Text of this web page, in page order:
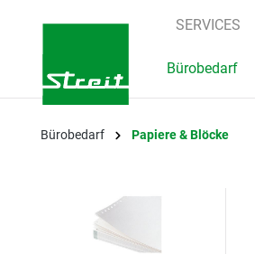
Zur Hauptnavigation springen
SERVICES
Bürobedarf
Bürobedarf Papiere & Blöcke